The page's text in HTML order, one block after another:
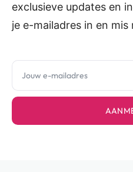
exclusieve updates en
je e-mailadres in en mis